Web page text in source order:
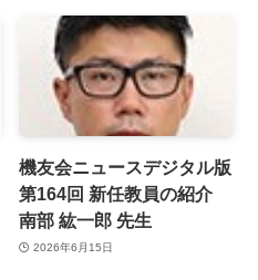
機友会ニュースデジタル版
第164回 新任教員の紹介
南部 紘一郎 先生
2026年6月15日